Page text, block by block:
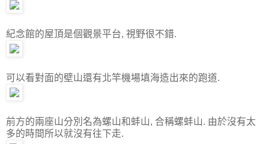
紀念館的屋頂是個觀景平台, 視野很不錯.
可以看對面的壁山還有北竿機場填海造出來的跑道.
前方的兩座山分別名為螺山和蚌山, 合稱螺蚌山. 由於沒有太
多的時間所以就沒有往下走.